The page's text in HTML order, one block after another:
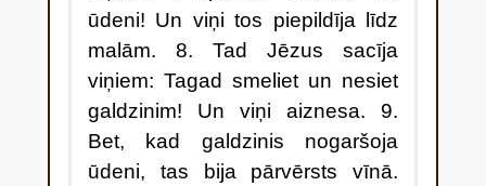
ūdeni! Un viņi tos piepildīja līdz
malām. 8. Tad Jēzus sacīja
viņiem: Tagad smeliet un nesiet
galdzinim! Un viņi aiznesa. 9.
Bet, kad galdzinis nogaršoja
ūdeni, tas bija pārvērsts vīnā.